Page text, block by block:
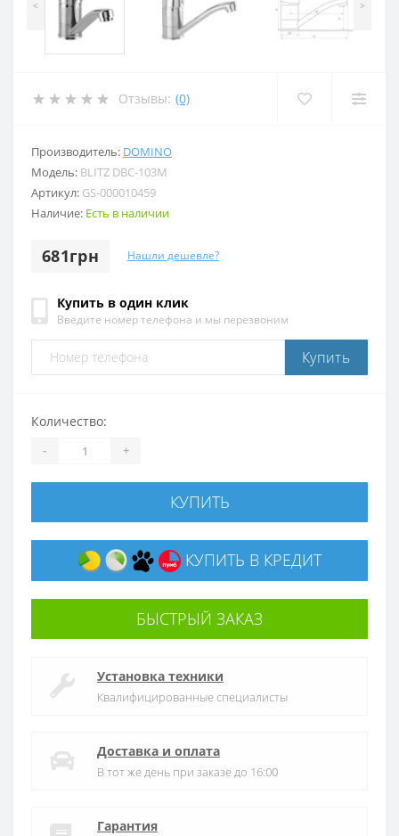
< >
Отзывы: (0)
Производитель: DOMINO
Модель: BLITZ DBC-103M
Артикул: GS-000010459
Наличие: Есть в наличии
681грн Нашли дешевле?
Купить в один клик
Введите номер телефона и мы перезвоним
Купить
Количество:
- +
КУПИТЬ
КУПИТЬ В КРЕДИТ
БЫСТРЫЙ ЗАКАЗ
Установка техники
Квалифицированные специалисты
Доставка и оплата
В тот же день при заказе до 16:00
Гарантия